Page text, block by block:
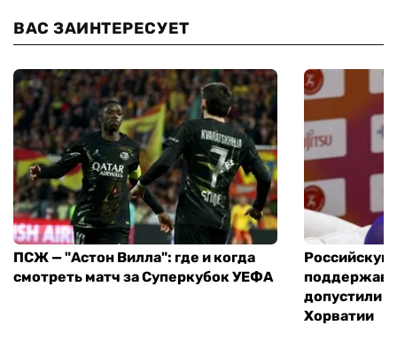
ВАС ЗАИНТЕРЕСУЕТ
ПСЖ — "Астон Вилла": где и когда
смотреть матч за Суперкубок УЕФА
Российскую
допустили
Хорватии